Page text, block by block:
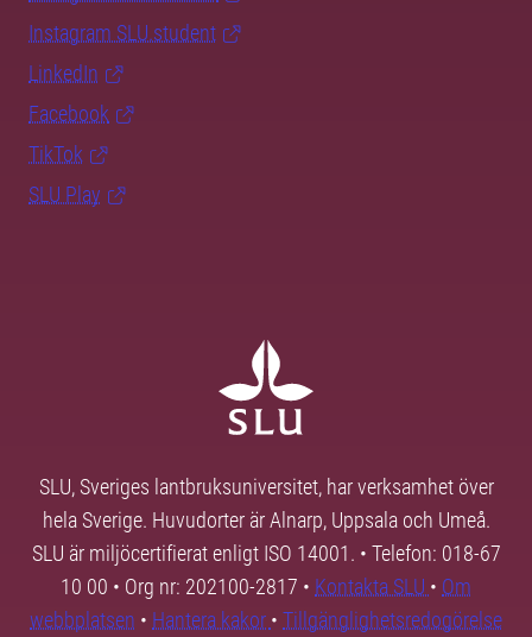
Instagram SLU.student
LinkedIn
Facebook
TikTok
SLU Play
SLU, Sveriges lantbruksuniversitet, har verksamhet över
hela Sverige. Huvudorter är Alnarp, Uppsala och Umeå.
SLU är miljöcertifierat enligt ISO 14001. • Telefon: 018-67
10 00 • Org nr: 202100-2817 • Kontakta SLU • Om
webbplatsen • Hantera kakor • Tillgänglighetsredogörelse